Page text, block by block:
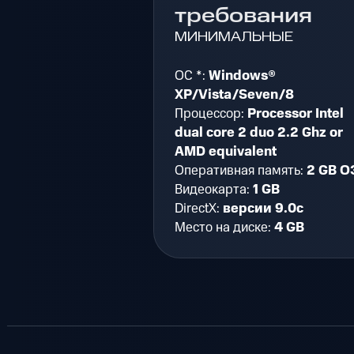
требования
МИНИМАЛЬНЫЕ
ОС *: Windows®
XP/Vista/Seven/8
Процессор: Processor Intel
dual core 2 duo 2.2 Ghz or
AMD equivalent
Оперативная память: 2 GB
Видеокарта: 1 GB
DirectX: версии 9.0c
Место на диске: 4 GB